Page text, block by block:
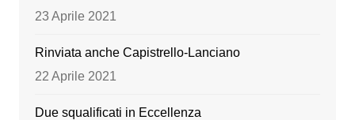
23 Aprile 2021
Rinviata anche Capistrello-Lanciano
22 Aprile 2021
Due squalificati in Eccellenza